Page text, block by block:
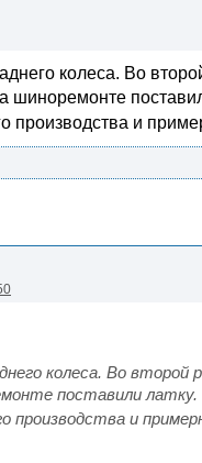
колеса. Во
производства и
колеса. Во
поставили
производства и